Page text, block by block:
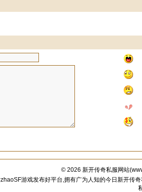
© 2026 新开传奇私服网站(
游戏发布好平台,拥有广为人知的今日新开传